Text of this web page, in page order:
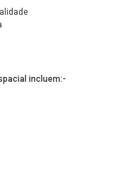
incluem:-